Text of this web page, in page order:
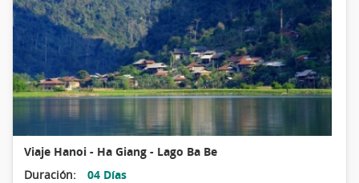
Viaje Hanoi - Ha Giang - Lago Ba Be
Duración:
04 Días